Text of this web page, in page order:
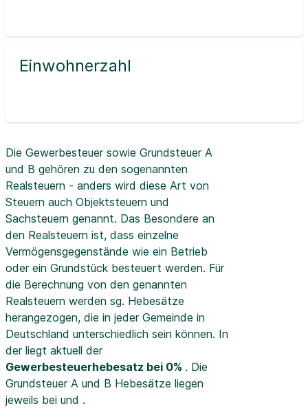
Einwohnerzahl
Die Gewerbesteuer sowie Grundsteuer A
und B gehören zu den sogenannten
Realsteuern - anders wird diese Art von
Steuern auch Objektsteuern und
Sachsteuern genannt. Das Besondere an
den Realsteuern ist, dass einzelne
Vermögensgegenstände wie ein Betrieb
oder ein Grundstück besteuert werden. Für
die Berechnung von den genannten
Realsteuern werden sg. Hebesätze
herangezogen, die in jeder Gemeinde in
Deutschland unterschiedlich sein können. In
der liegt aktuell der
Gewerbesteuerhebesatz bei 0% . Die
Grundsteuer A und B Hebesätze liegen
jeweils bei und .